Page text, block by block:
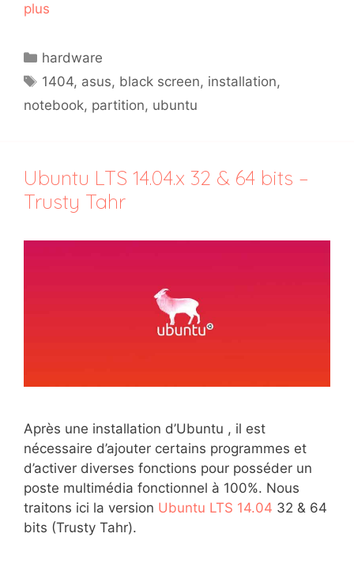
plus
Catégories
hardware
Étiquettes
1404, asus, black screen, installation,
notebook, partition, ubuntu
Ubuntu LTS 14.04.x 32 & 64 bits –
Trusty Tahr
Après une installation d’Ubuntu , il est
nécessaire d’ajouter certains programmes et
d’activer diverses fonctions pour posséder un
poste multimédia fonctionnel à 100%. Nous
traitons ici la version Ubuntu LTS 14.04 32 & 64
bits (Trusty Tahr).